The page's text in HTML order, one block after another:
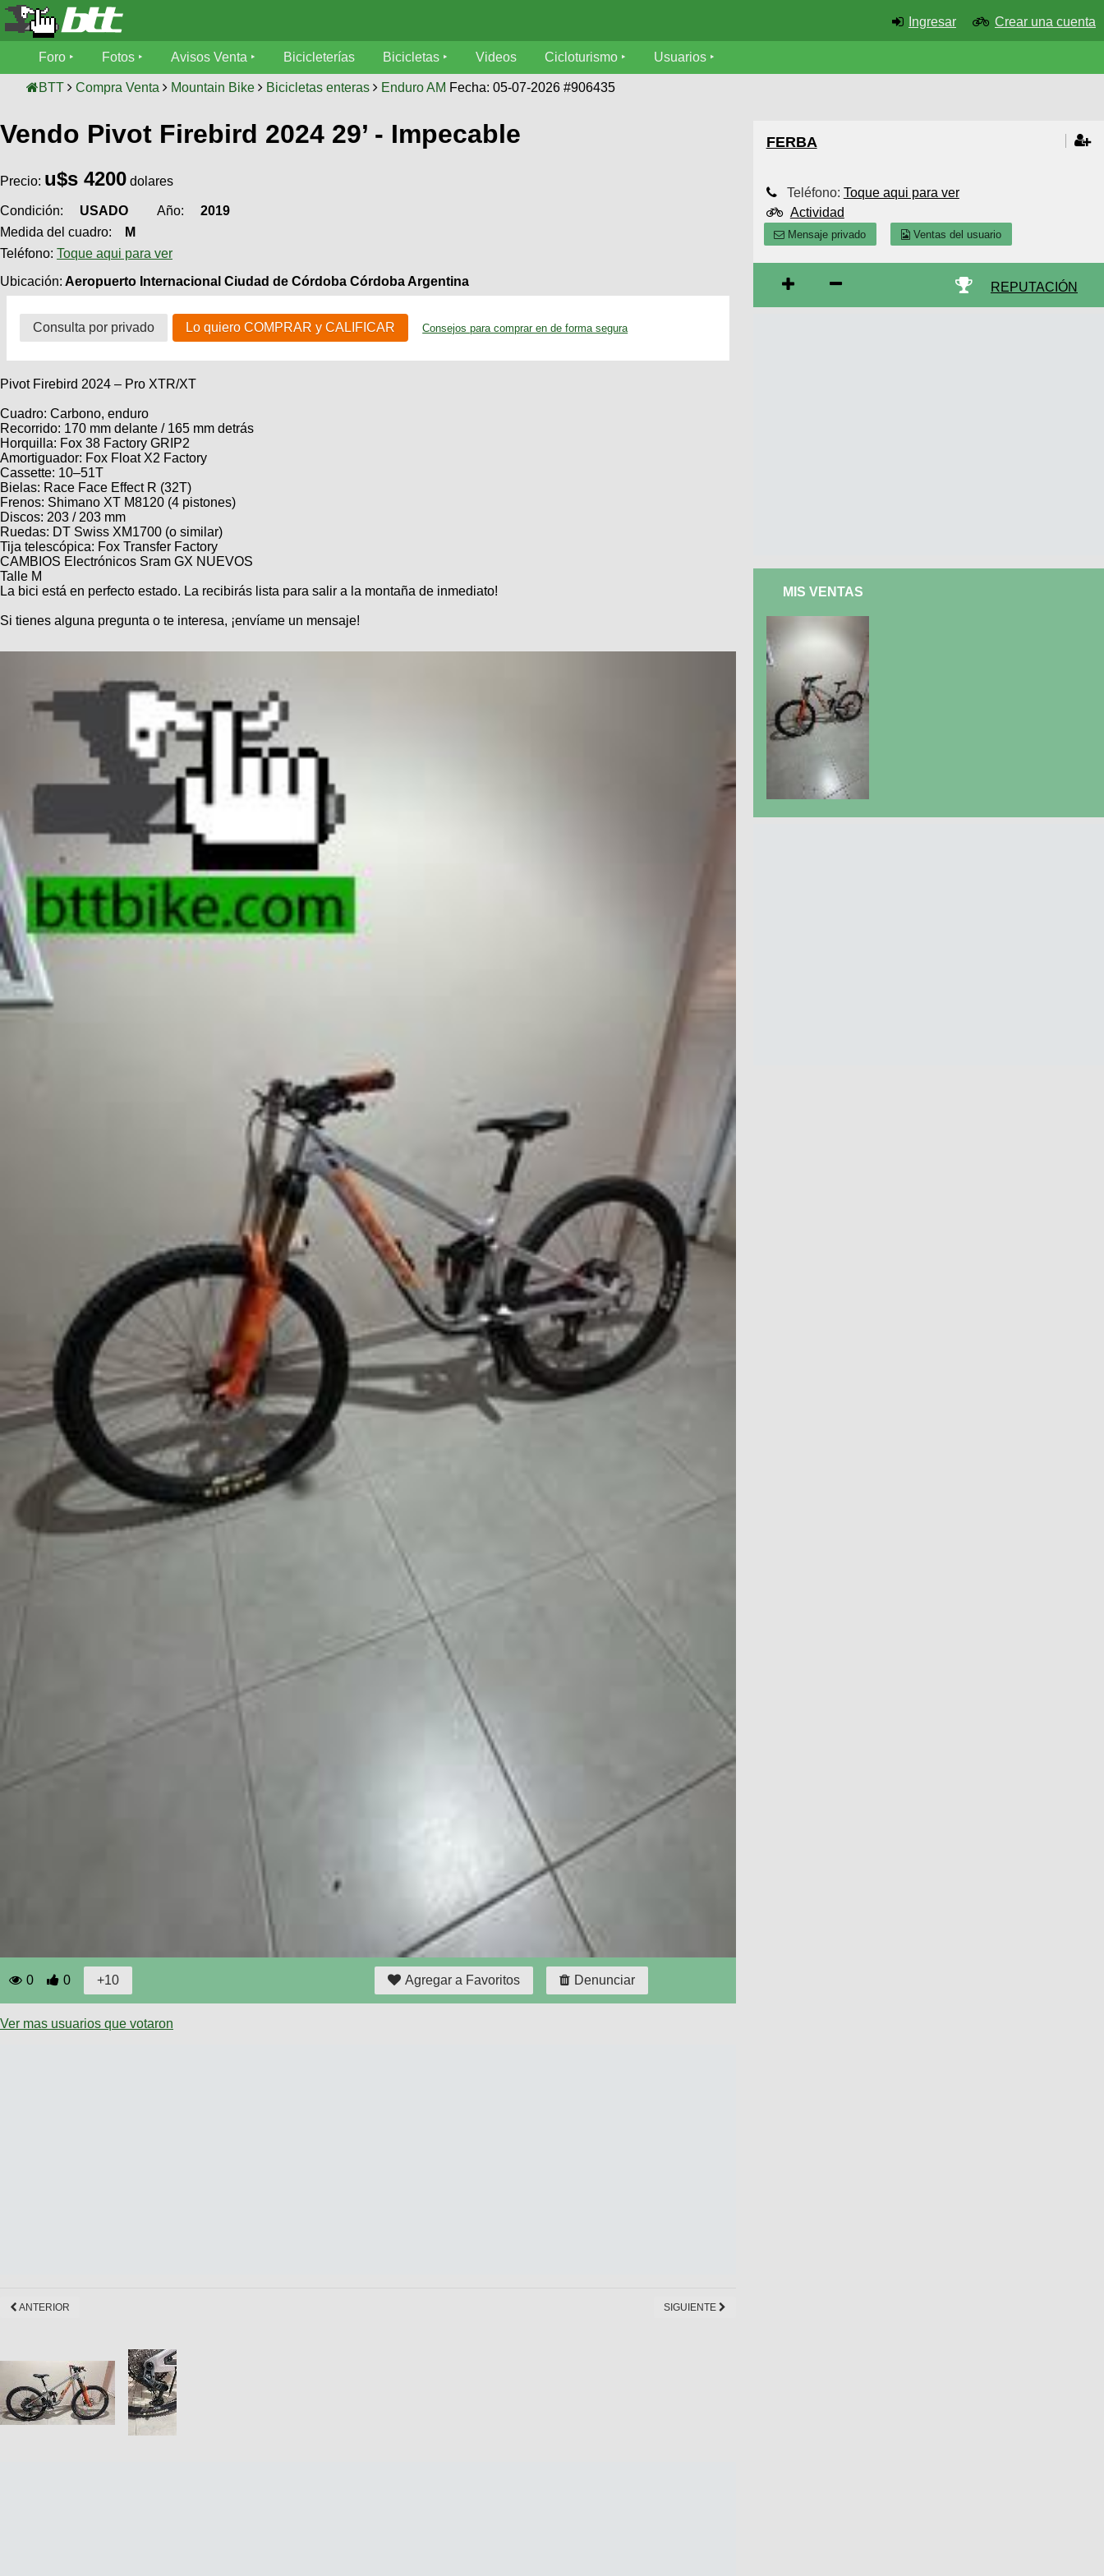
Foro
Foro
Mecánica
Fotos
SUBÍ
foto
Galeria
Viajes
Descenso
BMX
Ruta,
triatlon
De
todo
Retro
Enduro
Ranking
del
votadas
Avisos
SUBÍ
tu
aviso
Buscar
Categorias
COMPRO
CANJE
Mi
Reputación
Mis
Compras
Mis
Ventas
Bicicletas
Tandem
Técnica
Robadas
Noticias
Calendario
Videos
Cicloturismo
Salidas
Operadores
cicloturismo
Relatos
de
viajes
Foro
de
viajes
Usuarios
Últimos
Buscar
Mis
Amigos
Actividad
de
Amigos
Ingresar Crear una cuenta
Foro Fotos Avisos Venta Bicicleterías Bicicletas Videos Cicloturismo Usuarios
BTT Compra Venta Mountain Bike Bicicletas enteras Enduro AM Fecha: 05-07-2026 #906435
Vendo Pivot Firebird 2024 29’ - Impecable
Precio: u$s 4200 dolares
Condición: USADO Año:
2019
Medida del cuadro:
M
Teléfono: Toque aqui para ver
Ubicación: Aeropuerto Internacional Ciudad de Córdoba Córdoba Argentina
Consulta por privado Lo quiero COMPRAR y CALIFICAR Consejos para comprar en de forma segura
Pivot Firebird 2024 – Pro XTR/XT
Cuadro: Carbono, enduro
Recorrido: 170 mm delante / 165 mm detrás
Horquilla: Fox 38 Factory GRIP2
Amortiguador: Fox Float X2 Factory
Cassette: 10–51T
Bielas: Race Face Effect R (32T)
Frenos: Shimano XT M8120 (4 pistones)
Discos: 203 / 203 mm
Ruedas: DT Swiss XM1700 (o similar)
Tija telescópica: Fox Transfer Factory
CAMBIOS Electrónicos Sram GX NUEVOS
Talle M
La bici está en perfecto estado. La recibirás lista para salir a la montaña de inmediato!
Si tienes alguna pregunta o te interesa, ¡envíame un mensaje!
0 0 Agregar a Favoritos Denunciar
Ver mas usuarios que votaron
ANTERIOR SIGUIENTE
FERBA
Teléfono: Toque aqui para ver
Actividad
Mensaje privado Ventas del usuario
REPUTACIÓN
MIS VENTAS